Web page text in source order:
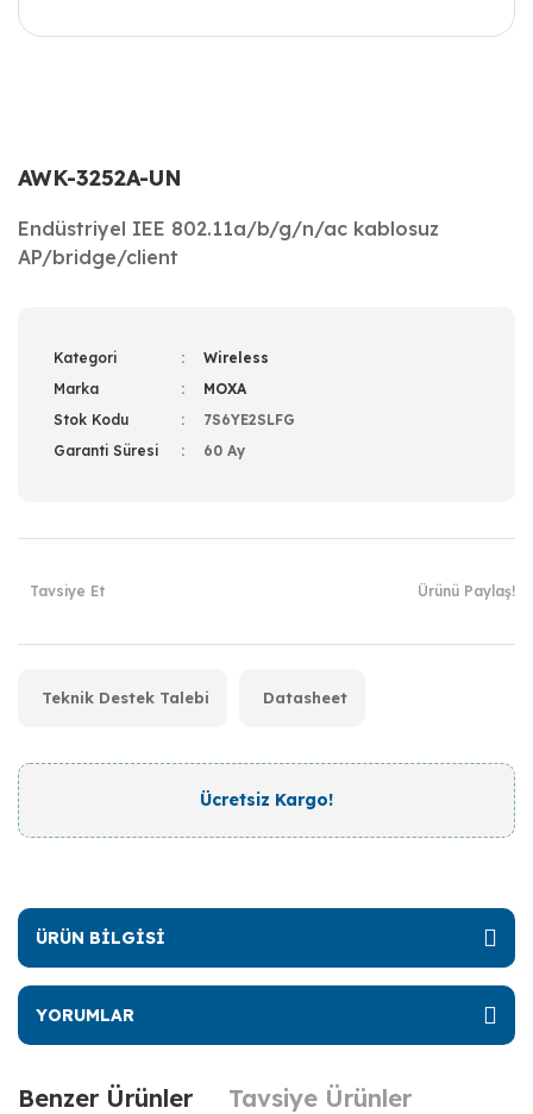
AWK-3252A-UN
Endüstriyel IEE 802.11a/b/g/n/ac kablosuz
AP/bridge/client
Kategori
Wireless
Marka
MOXA
Stok Kodu
7S6YE2SLFG
Garanti Süresi
60 Ay
Tavsiye Et Ürünü Paylaş!
Teknik Destek Talebi Datasheet
Ücretsiz Kargo!
ÜRÜN BİLGİSİ
YORUMLAR
Benzer Ürünler Tavsiye Ürünler